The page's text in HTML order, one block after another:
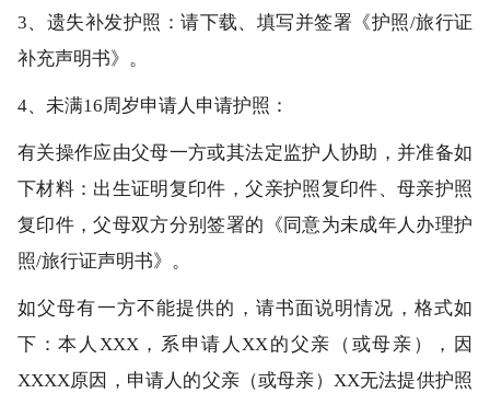
3、遗失补发护照：请下载、填写并签署《护照/旅行证
补充声明书》。
4、未满16周岁申请人申请护照：
有关操作应由父母一方或其法定监护人协助，并准备如
下材料：出生证明复印件，父亲护照复印件、母亲护照
复印件，父母双方分别签署的《同意为未成年人办理护
照/旅行证声明书》。
如父母有一方不能提供的，请书面说明情况，格式如
下：本人XXX，系申请人XX的父亲（或母亲），因
XXXX原因，申请人的父亲（或母亲）XX无法提供护照